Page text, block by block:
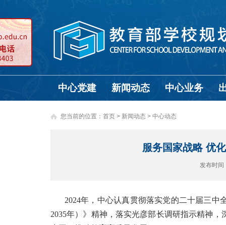
中心党建 新闻动态 中心业务
您当前的位置： 首页 > 新闻动态 > 中心动态
服务国家战略 优
发布时
2024年，中心认真贯彻落实党的二十届三
2035年）》精神，落实光彦部长调研指示精神